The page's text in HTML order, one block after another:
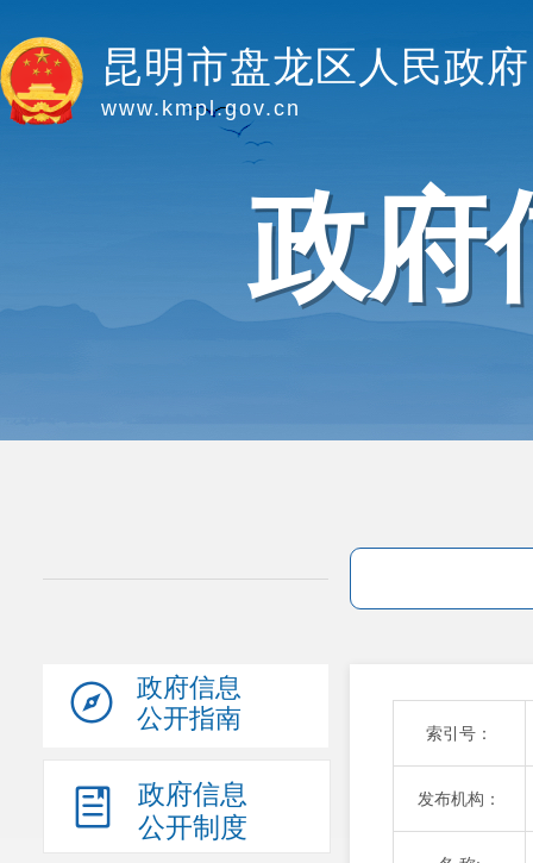
昆明市盘龙区人民政府
www.kmpl.gov.cn
政府
政府信息
公开指南
政府信息
公开制度
索引号：
发布机构：